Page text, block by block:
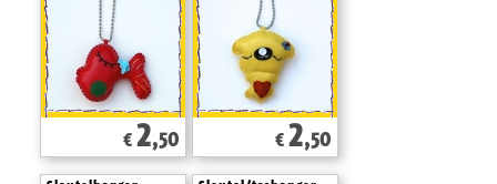
€ 2,50 € 2,50